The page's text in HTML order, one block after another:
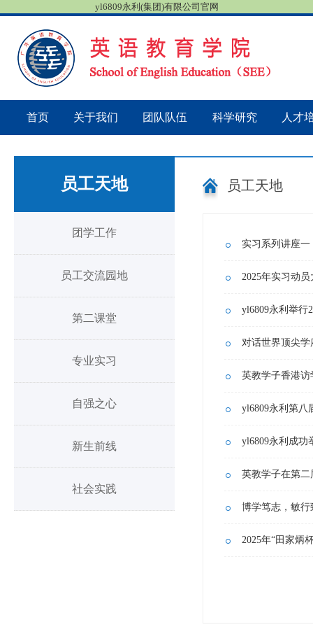
yl6809永利(集团)有限公司官网
首页 关于我们 团队队伍 科学研究 人才
员工天地
团学工作
员工交流园地
第二课堂
专业实习
自强之心
新生前线
社会实践
员工天地
实习系列讲座
2025年实习动
yl6809永利举行
对话世界顶尖
英教学子香港
yl6809永利第八
yl6809永利成功
英教学子在第二
博学笃志，敏
2025年“田家炳